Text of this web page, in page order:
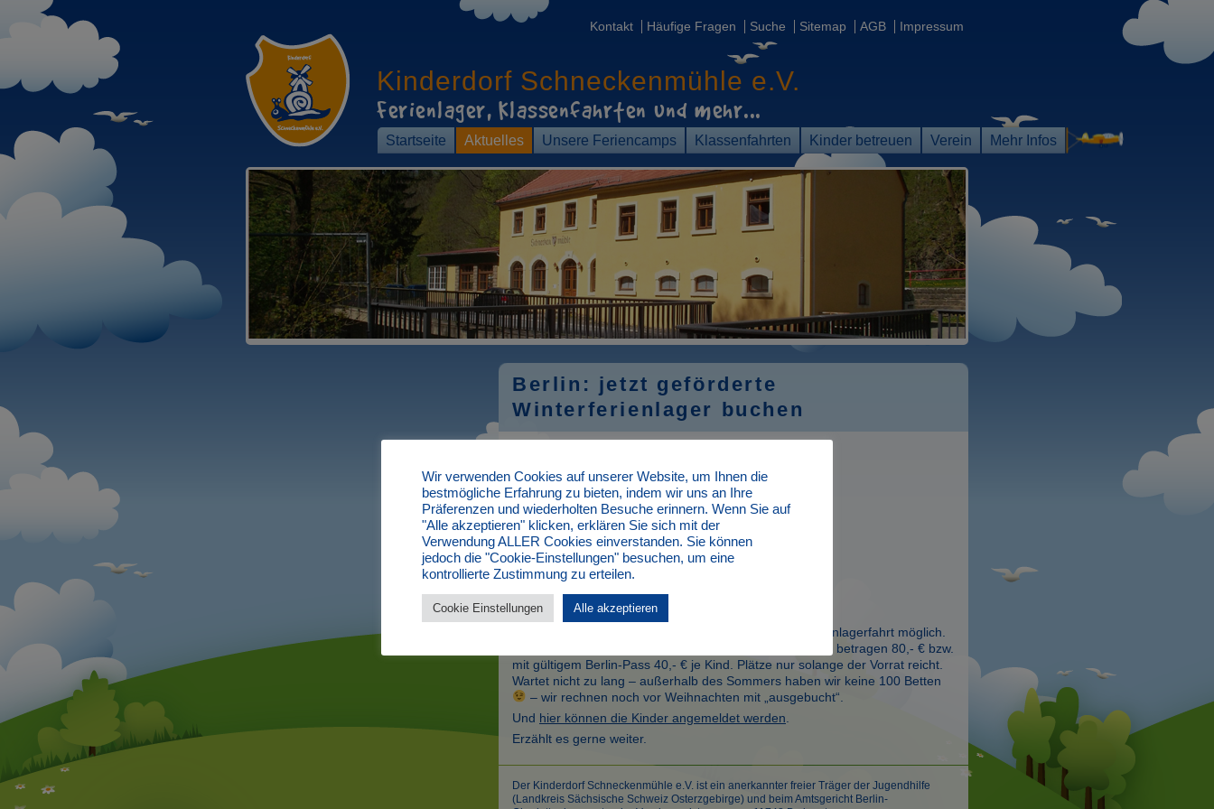
Kinderdorf Schneckenmühle e.V.
Ferienlager, Klassenfahrten und mehr...
Startseite Aktuelles Unsere Feriencamps Klassenfahrten Kinder betreuen Verein Mehr Infos
Kontakt Häufige Fragen Suche Sitemap AGB Impressum
Berlin: jetzt geförderte
Winterferienlager buchen
Für die Bezirke
Steglitz-Zehlendorf
Lichtenberg
Friedrichshain-Kreuzberg
Treptow-Köpenick
Tempelhof-Schöneberg
Marzahn-Hellersdorf
Pankow (in Kürze – reserviert schon einmal)
Neukölln (in Kürze – reserviert schon einmal)
ist jetzt die Anmeldung für unsere achttägige Winterferienlagerfahrt möglich.
Die Teilnehmerbeiträge für Kinder aus den o.g. Bezirken betragen 80,- € bzw.
mit gültigem Berlin-Pass 40,- € je Kind. Plätze nur solange der Vorrat reicht.
Wartet nicht zu lang – außerhalb des Sommers haben wir keine 100 Betten
– wir rechnen noch vor Weihnachten mit „ausgebucht“.
Und hier können die Kinder angemeldet werden
Erzählt es gerne weiter.
Der Kinderdorf Schneckenmühle e.V. ist ein anerkannter freier Träger der Jugendhilfe
(Landkreis Sächsische Schweiz Osterzgebirge) und beim Amtsgericht Berlin-
Wir verwenden Cookies auf unserer Website, um Ihnen die
bestmögliche Erfahrung zu bieten, indem wir uns an Ihre
Präferenzen und wiederholten Besuche erinnern. Wenn Sie auf
"Alle akzeptieren" klicken, erklären Sie sich mit der
Verwendung ALLER Cookies einverstanden. Sie können
jedoch die "Cookie-Einstellungen" besuchen, um eine
kontrollierte Zustimmung zu erteilen.
Cookie Einstellungen Alle akzeptieren